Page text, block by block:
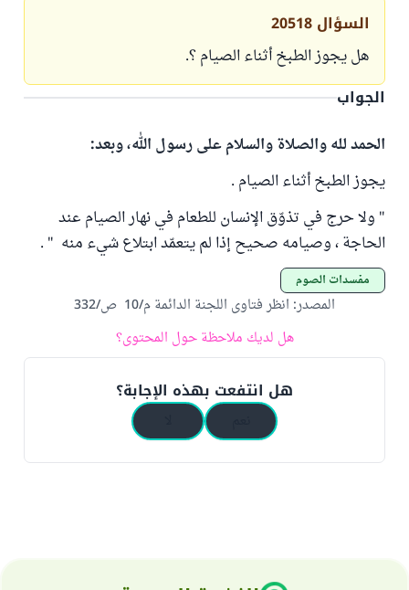
السؤال 20518
هل يجوز الطبخ أثناء الصيام ؟.
الجواب
الحمد لله والصلاة والسلام على رسول الله، وبعد:
يجوز الطبخ أثناء الصيام .
" ولا حرج في تذوّق الإنسان للطعام في نهار الصيام عند
الحاجة ، وصيامه صحيح إذا لم يتعمّد ابتلاع شيء منه " .
مفسدات الصوم
المصدر: انظر فتاوى اللجنة الدائمة م/10 ص/332
هل لديك ملاحظة حول المحتوى؟
هل انتفعت بهذه الإجابة؟